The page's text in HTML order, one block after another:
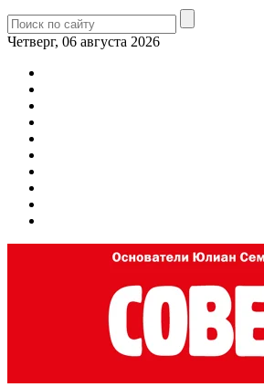
Четверг, 06 августа 2026